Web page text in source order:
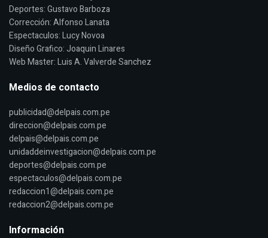
Deportes: Gustavo Barboza
Corrección: Alfonso Lanata
Espectaculos: Lucy Novoa
Diseño Grafico: Joaquin Linares
Web Master: Luis A. Valverde Sanchez
Medios de contacto
publicidad@delpais.com.pe
direccion@delpais.com.pe
delpais@delpais.com.pe
unidaddeinvestigacion@delpais.com.pe
deportes@delpais.com.pe
espectaculos@delpais.com.pe
redaccion1@delpais.com.pe
redaccion2@delpais.com.pe
Información